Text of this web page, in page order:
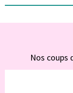
Nos coups